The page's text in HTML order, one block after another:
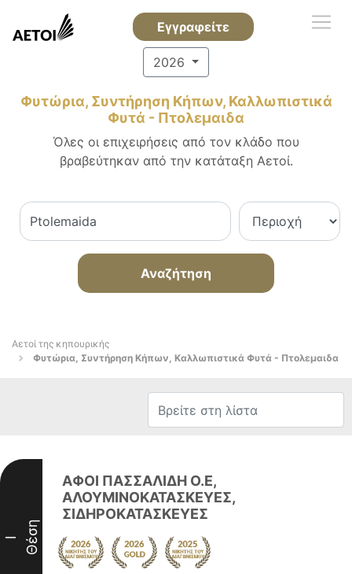
Εγγραφείτε
2026
Φυτώρια, Συντήρηση Κήπων, Καλλωπιστικά
Φυτά - Πτολεμαιδα
Όλες οι επιχειρήσεις από τον κλάδο που
βραβεύτηκαν από την κατάταξη Αετοί.
Αναζήτηση
Αετοί της κηπουρικής
Φυτώρια, Συντήρηση Κήπων, Καλλωπιστικά Φυτά - Πτολεμαιδα
I Θέση
ΑΦΟΙ ΠΑΣΣΑΛΙΔΗ Ο.Ε,
ΑΛΟΥΜΙΝΟΚΑΤΑΣΚΕΥΕΣ,
ΣΙΔΗΡΟΚΑΤΑΣΚΕΥΕΣ